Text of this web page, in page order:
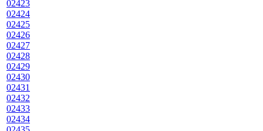
02423
02424
02425
02426
02427
02428
02429
02430
02431
02432
02433
02434